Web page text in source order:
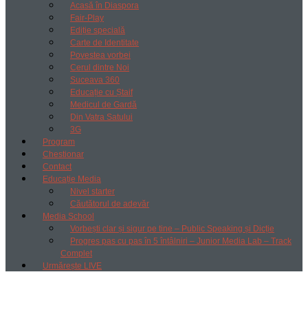
Acasă în Diaspora
Fair-Play
Ediție specială
Carte de Identitate
Povestea vorbei
Cerul dintre Noi
Suceava 360
Educație cu Ștaif
Medicul de Gardă
Din Vatra Satului
3G
Program
Chestionar
Contact
Educație Media
Nivel starter
Căutătorul de adevăr
Media School
Vorbești clar și sigur pe tine – Public Speaking și Dicție
Progres pas cu pas în 5 întâlniri – Junior Media Lab – Track
Complet
Urmărește LIVE